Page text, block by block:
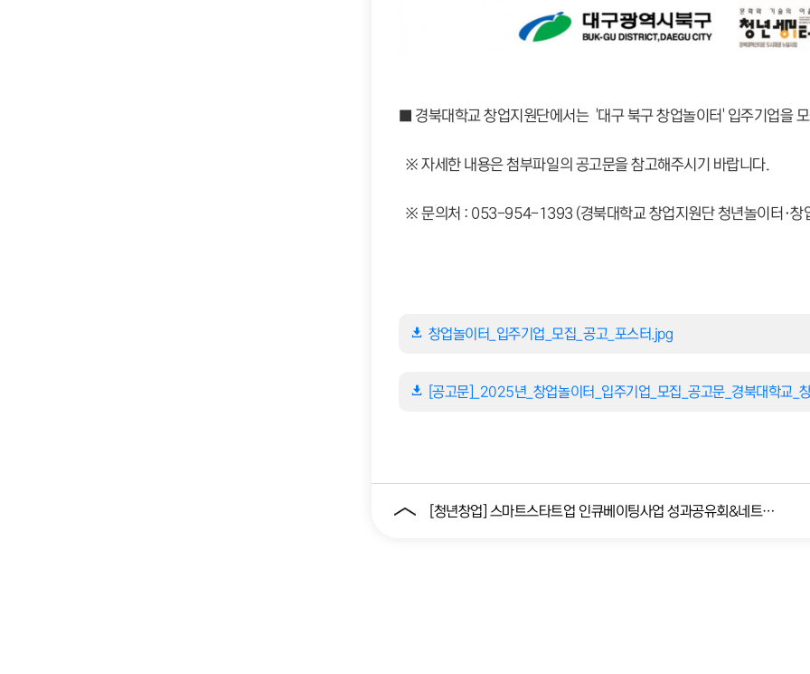
■ 경북대학교 창업지원단에서는 '대구 북구 창업놀이터' 입주기업을
※ 자세한 내용은 첨부파일의 공고문을 참고해주시기 바랍니다.
※ 문의처 : 053-954-1393 (경북대학교 창업지원단 청년놀이터·창
창업놀이터_입주기업_모집_공고_포스터.jpg
[공고문]_2025년_창업놀이터_입주기업_모집_공고문_경북대학교_
[청년창업] 스마트스타트업 인큐베이팅사업 성과공유회&네트워킹 데이